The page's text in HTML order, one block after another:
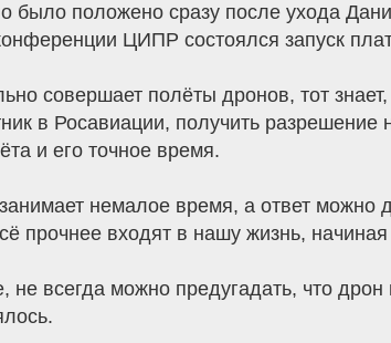
было положено сразу после ухода
ЦИПР состоялся запуск
совершает полёты дронов, тот
в Росавиации, получить
и его точное время.
немалое время, а ответ
прочнее входят в нашу жизнь,
не всегда можно предугадать, что